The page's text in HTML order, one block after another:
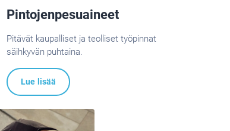
Pintojenpesuaineet
Pitävät kaupalliset ja teolliset työpinnat
säihkyvän puhtaina.
Lue lisää